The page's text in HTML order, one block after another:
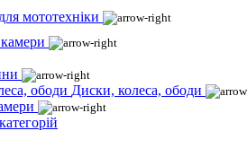
мототехніки
Диски, колеса, ободи